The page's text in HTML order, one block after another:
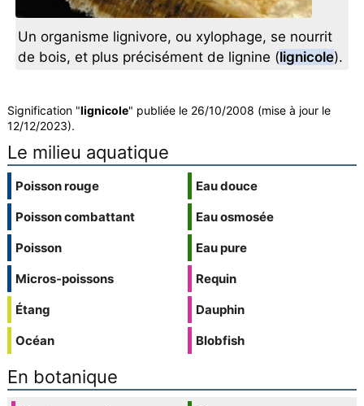
Un organisme lignivore, ou xylophage, se nourrit
de bois, et plus précisément de lignine (lignicole).
Signification "lignicole" publiée le 26/10/2008 (mise à jour le
12/12/2023).
Le milieu aquatique
Poisson rouge
Poisson combattant
Poisson
Micros-poissons
Étang
Océan
Eau douce
Eau osmosée
Eau pure
Requin
Dauphin
Blobfish
En botanique